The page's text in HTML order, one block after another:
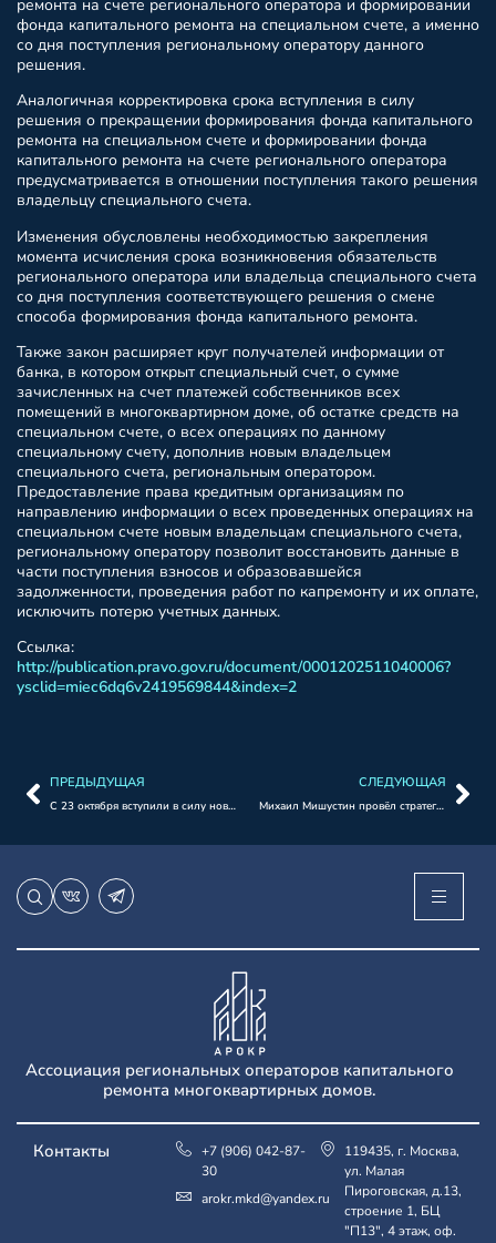
ремонта на счете регионального оператора и формировании
фонда капитального ремонта на специальном счете, а именно
со дня поступления региональному оператору данного
решения.
Аналогичная корректировка срока вступления в силу
решения о прекращении формирования фонда капитального
ремонта на специальном счете и формировании фонда
капитального ремонта на счете регионального оператора
предусматривается в отношении поступления такого решения
владельцу специального счета.
Изменения обусловлены необходимостью закрепления
момента исчисления срока возникновения обязательств
регионального оператора или владельца специального счета
со дня поступления соответствующего решения о смене
способа формирования фонда капитального ремонта.
Также закон расширяет круг получателей информации от
банка, в котором открыт специальный счет, о сумме
зачисленных на счет платежей собственников всех
помещений в многоквартирном доме, об остатке средств на
специальном счете, о всех операциях по данному
специальному счету, дополнив новым владельцем
специального счета, региональным оператором.
Предоставление права кредитным организациям по
направлению информации о всех проведенных операциях на
специальном счете новым владельцам специального счета,
региональному оператору позволит восстановить данные в
части поступления взносов и образовавшейся
задолженности, проведения работ по капремонту и их оплате,
исключить потерю учетных данных.
Ссылка:
http://publication.pravo.gov.ru/document/0001202511040006?
ysclid=miec6dq6v2419569844&index=2
ПРЕДЫДУЩАЯ
С 23 октября вступили в силу новые правила технического обследования многоквартирных домов.
СЛЕДУЮЩАЯ
Михаил Мишустин провёл стратегическую сессию о развитии строительной отрасли и ЖКХ
Ассоциация региональных операторов капитального
ремонта многоквартирных домов.
Контакты
+7 (906) 042-87-
30
arokr.mkd@yandex.ru
119435, г. Москва,
ул. Малая
Пироговская, д.13,
строение 1, БЦ
"П13", 4 этаж, оф.